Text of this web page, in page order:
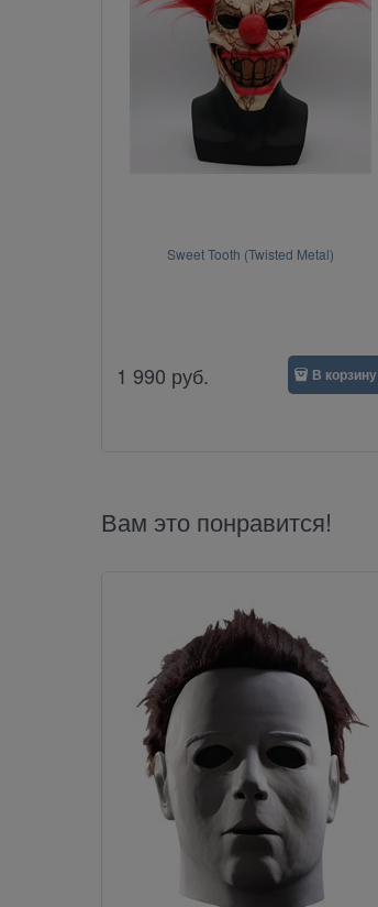
Sweet Tooth (Twisted Metal)
1 990 руб. В корзину
Вам это понравится!